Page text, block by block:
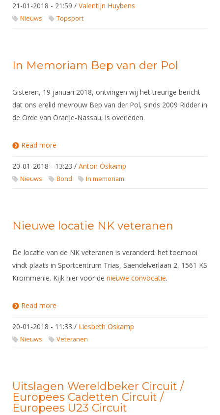
21-01-2018 - 21:59 / Valentijn Huybens
Nieuws Topsport
In Memoriam Bep van der Pol
Gisteren, 19 januari 2018, ontvingen wij het treurige bericht
dat ons erelid mevrouw Bep van der Pol, sinds 2009 Ridder in
de Orde van Oranje-Nassau, is overleden.
Read more
20-01-2018 - 13:23 / Anton Oskamp
Nieuws Bond In memoriam
Nieuwe locatie NK veteranen
De locatie van de NK veteranen is veranderd: het toernooi
vindt plaats in Sportcentrum Trias, Saendelverlaan 2, 1561 KS
Krommenie. Kijk hier voor de nieuwe convocatie.
Read more
20-01-2018 - 11:33 / Liesbeth Oskamp
Nieuws Veteranen
Uitslagen Wereldbeker Circuit /
Europees Cadetten Circuit /
Europees U23 Circuit